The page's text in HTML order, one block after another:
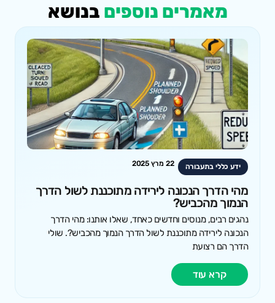
מאמרים נוספים בנושא
ידע כללי בתעבורה 22 מרץ 2025
מהי הדרך הנכונה לירידה מתוכננת לשול הדרך
הנמוך מהכביש?
נהגים רבים, מנוסים וחדשים כאחד, שאלו אותנו: מהי הדרך
הנכונה לירידה מתוכננת לשול הדרך הנמוך מהכביש?. שולי
הדרך הם רצועת
קרא עוד